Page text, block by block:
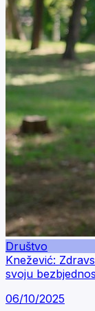
Društvo
Knežević:
svoju
06/10/2025